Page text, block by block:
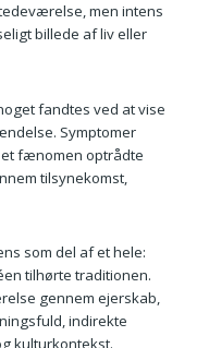
men intens
billede af liv eller
fandtes ved at vise
Symptomer
fænomen optrådte
tilsynekomst,
som del af et hele:
tilhørte traditionen.
gennem ejerskab,
indirekte
kulturkontekst.